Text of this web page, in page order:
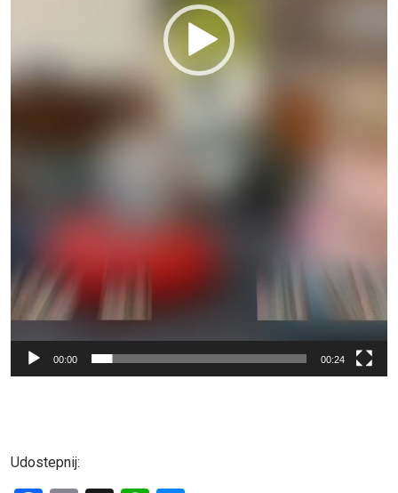
00:00 00:24
Udostepnij: